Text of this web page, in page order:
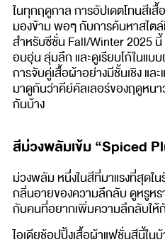
ในทุกฤดูกาล การอัปเดตโทนสีเ
มองข้าม พอๆ กับการค้นหาสไตล์
สำหรับซีซั่น Fall/Winter 2025 นี้
อบอุ่น ลุ่มลึก และดูเรียบโก้ในแ
การจับคู่เสื้อผ้าอย่างมีชั้นเชิง แ
มาดูกันว่าคีย์คัลเลอร์ของฤดูหนา
กันบ้าง
สีม่วงพลัมเข้ม “Spiced
ม่วงพลัม หนึ่งในสีที่มาแรงที่สุดใ
กลิ่นอายของความลึกลับ ดูหรูหร
กับคนที่อยากเพิ่มความลึกลับให้
ไอเดียช้อปปิ้งเสื้อผ้าแฟชั่นสีนี้ใน